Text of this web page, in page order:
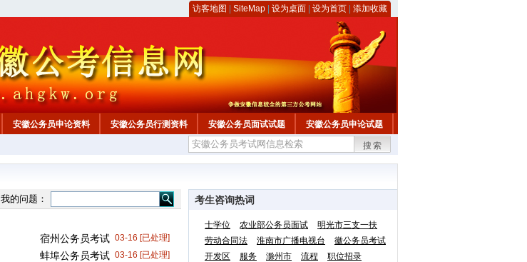
访客地图 SiteMap 设为桌面 设为首页 添加收藏
安徽公务员申论资料 安徽公务员行测资料 安徽公务员面试试题 安徽公务员申论试题
搜索
我的问题：
宿州公务员考试 03-16 [已处理]
蚌埠公务员考试 03-16 [已处理]
考生咨询热词
士学位 农业部公务员面试
明光市三支一扶
劳动合同法
淮南市广播电视台
徽公务员考试
开发区
服务 滁州市 流程
职位招录